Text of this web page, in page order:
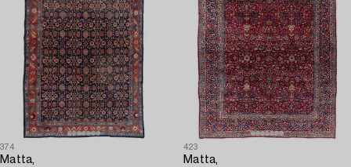
374
Matta,
423
Matta,